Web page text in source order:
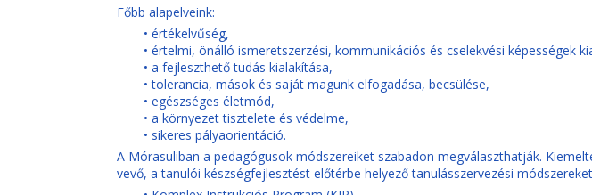
Főbb alapelveink:
• értékelvűség,
• értelmi, önálló ismeretszerzési, kommunikációs és cselekvési képességek
• a fejleszthető tudás kialakítása,
• tolerancia, mások és saját magunk elfogadása, becsülése,
• egészséges életmód,
• a környezet tisztelete és védelme,
• sikeres pályaorientáció.
A Mórasuliban a pedagógusok módszereiket szabadon megválaszthatják.
vevő, a tanulói készségfejlesztést előtérbe helyező tanulásszervezési